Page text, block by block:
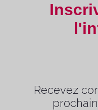
Recevez